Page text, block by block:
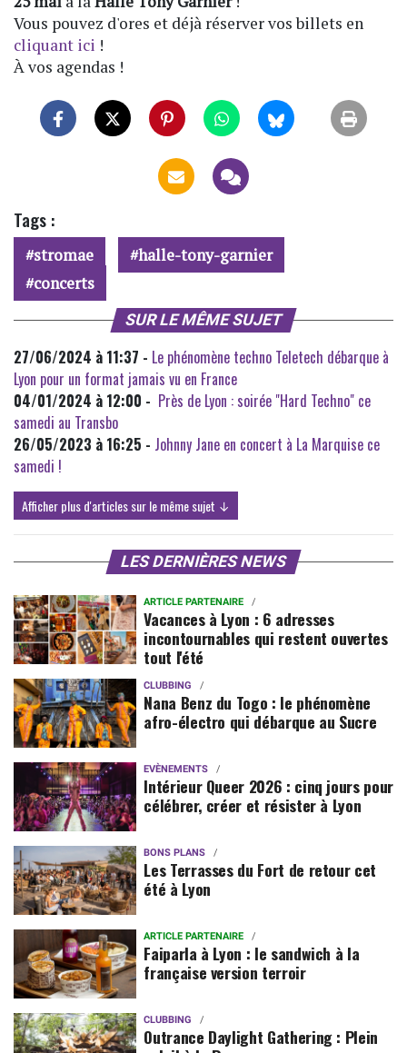
Vous pouvez d'ores et déjà réserver vos billets en
cliquant ici !
À vos agendas !
Tags :
stromae
halle-tony-garnier
concerts
SUR LE MÊME SUJET
27/06/2024 à 11:37 - Le phénomène techno Teletech débarque à
Lyon pour un format jamais vu en France
04/01/2024 à 12:00 - Près de Lyon : soirée "Hard Techno" ce
samedi au Transbo
26/05/2023 à 16:25 - Johnny Jane en concert à La Marquise ce
samedi !
Afficher plus d'articles sur le même sujet ↓
LES DERNIÈRES NEWS
ARTICLE PARTENAIRE
Vacances à Lyon : 6 adresses
incontournables qui restent ouvertes
tout l'été
CLUBBING
Nana Benz du Togo : le phénomène
afro-électro qui débarque au Sucre
EVÈNEMENTS
Intérieur Queer 2026 : cinq jours pour
célébrer, créer et résister à Lyon
BONS PLANS
Les Terrasses du Fort de retour cet
été à Lyon
ARTICLE PARTENAIRE
Faiparla à Lyon : le sandwich à la
française version terroir
CLUBBING
Outrance Daylight Gathering : Plein